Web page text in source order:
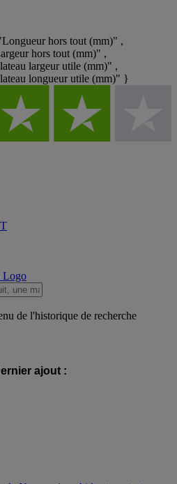
hors tout (mm)" ,
hors tout (mm)" ,
largeur utile (mm)" ,
longueur utile (mm)" }
de l'historique de recherche
ajout :